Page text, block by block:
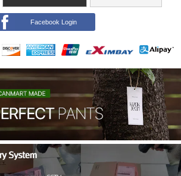
Facebook Login